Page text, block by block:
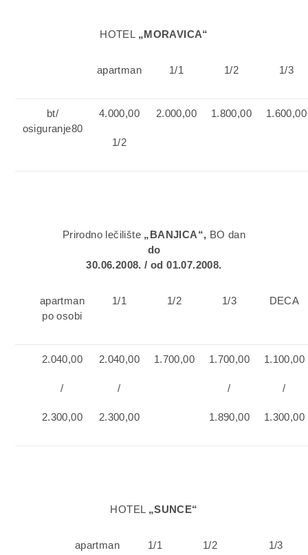
HOTEL „MORAVICA“
apartman 1/1 1/2 1/3
bt/
оsiguranje80
4.000,00
1/2
2.000,00 1.800,00 1.600,00
Prirodno lečilište „BANJICA“, BO dan
do
30.06.2008. / od 01.07.2008.
apartman
po osobi
1/1 1/2 1/3 DECA
2.040,00
/
2.300,00
2.040,00
/
2.300,00
1.700,00 1.700,00
/
1.890,00
1.100,00
/
1.300,00
HOTEL „SUNCE“
apartman 1/1 1/2 1/3